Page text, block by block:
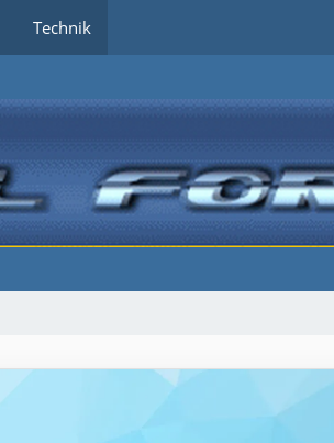
Technik